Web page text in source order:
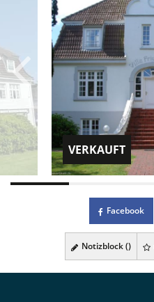
VERKAUFT
Facebook
Notizblock ()